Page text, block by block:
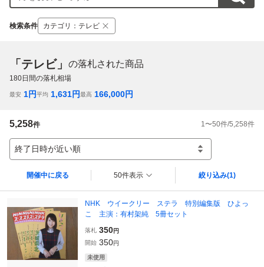
検索条件 カテゴリ ： テレビ
「テレビ」 の落札された商品
180日間の落札相場
最安 1円平均 1,631円最高 166,000円
5,258件 1 〜50件/5,258件
終了日時が近い順
開催中に戻る 50件表示 絞り込み(1)
NHK ウイークリー ステラ 特別編集版 ひよっ
こ 主演：有村架純 5冊セット
落札 350円
開始 350円
未使用